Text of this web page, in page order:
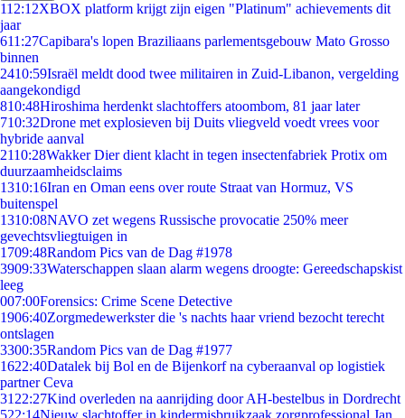
112:12XBOX platform krijgt zijn eigen "Platinum" achievements dit
jaar
611:27Capibara's lopen Braziliaans parlementsgebouw Mato Grosso
binnen
2410:59Israël meldt dood twee militairen in Zuid-Libanon, vergelding
aangekondigd
810:48Hiroshima herdenkt slachtoffers atoombom, 81 jaar later
710:32Drone met explosieven bij Duits vliegveld voedt vrees voor
hybride aanval
2110:28Wakker Dier dient klacht in tegen insectenfabriek Protix om
duurzaamheidsclaims
1310:16Iran en Oman eens over route Straat van Hormuz, VS
buitenspel
1310:08NAVO zet wegens Russische provocatie 250% meer
gevechtsvliegtuigen in
1709:48Random Pics van de Dag #1978
3909:33Waterschappen slaan alarm wegens droogte: Gereedschapskist
leeg
007:00Forensics: Crime Scene Detective
1906:40Zorgmedewerkster die 's nachts haar vriend bezocht terecht
ontslagen
3300:35Random Pics van de Dag #1977
1622:40Datalek bij Bol en de Bijenkorf na cyberaanval op logistiek
partner Ceva
31 22:27Kind overleden na aanrijding door AH-bestelbus in Dordrecht
522:14Nieuw slachtoffer in kindermisbruikzaak zorgprofessional Jan